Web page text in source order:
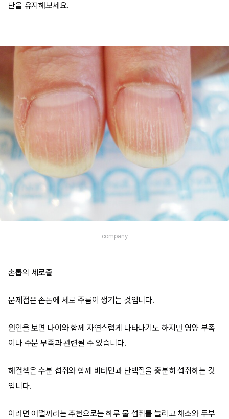
단을 유지해보세요.
company
손톱의 세로줄
문제점은 손톱에 세로 주름이 생기는 것입니다.
원인을 보면 나이와 함께 자연스럽게 나타나기도 하지만 영양 부족
이나 수분 부족과 관련될 수 있습니다.
해결책은 수분 섭취와 함께 비타민과 단백질을 충분히 섭취하는 것
입니다.
이러면 어떨까라는 추천으로는 하루 물 섭취를 늘리고 채소와 두부